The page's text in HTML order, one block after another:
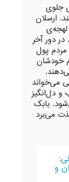
جلوی
ارسلان
لهجه‌ی
دور آخر
مردم پول
خودشان
می‌خواند
و دل‌انگیز
بابک
می‌برد
و